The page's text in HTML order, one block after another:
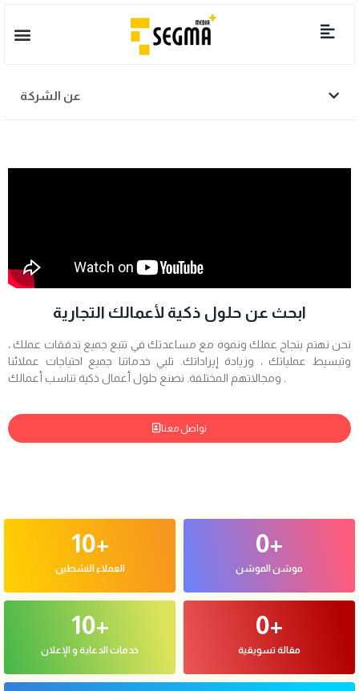
عن الشركة
ابحث عن حلول ذكية لأعمالك التجارية
نحن نهتم بنجاح عملك ونموه مع مساعدتك في تتبع جميع تدفقات عملك ،
وتبسيط عملياتك ، وزيادة إيراداتك. تلبي خدماتنا جميع احتياجات عملائنا
تواصل معنا
العملاء النشطين
10+
موشن الموشن
0+
خدمات الدعاية و الإعلان
10+
مقالة تسويقية
0+